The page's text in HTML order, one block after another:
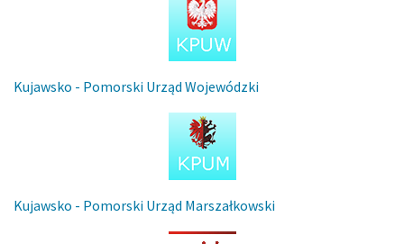
Kujawsko - Pomorski Urząd Wojewódzki
Kujawsko - Pomorski Urząd Marszałkowski